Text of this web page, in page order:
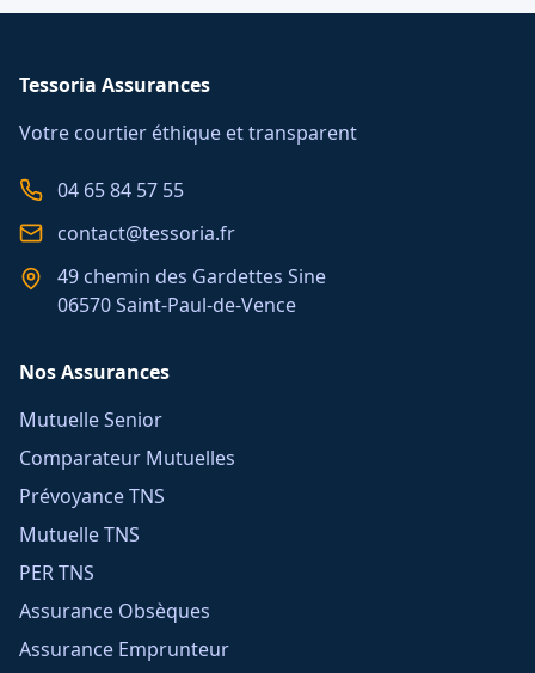
Tessoria Assurances
Votre courtier éthique et transparent
04 65 84 57 55
contact@tessoria.fr
49 chemin des Gardettes Sine
06570 Saint-Paul-de-Vence
Nos Assurances
Mutuelle Senior
Comparateur Mutuelles
Prévoyance TNS
Mutuelle TNS
PER TNS
Assurance Obsèques
Assurance Emprunteur